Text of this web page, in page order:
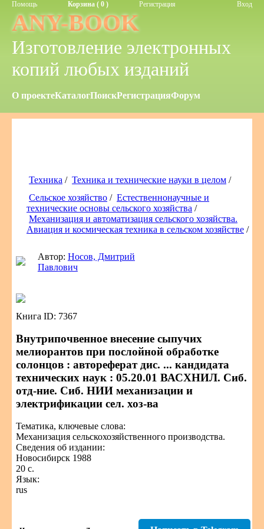
Помощь Корзина ( 0 ) Регистрация Вход
ANY-BOOK
Изготовление электронных
копий любых изданий
О проектеКаталогПоискРегистрацияФорум
Техника / Техника и технические науки в целом /
Сельское хозяйство / Естественнонаучные и
технические основы сельского хозяйства /
Механизация и автоматизация сельского хозяйства.
Авиация и космическая техника в сельском хозяйстве /
Автор: Носов, Дмитрий
Павлович
Книга ID: 7367
Внутрипочвенное внесение сыпучих
мелиорантов при послойной обработке
солонцов : автореферат дис. ... кандидата
технических наук : 05.20.01 ВАСХНИЛ. Сиб.
отд-ние. Сиб. НИИ механизации и
электрификации сел. хоз-ва
Тематика, ключевые слова:
Механизация сельскохозяйственного производства.
Сведения об издании:
Новосибирск 1988
20 с.
Язык:
rus